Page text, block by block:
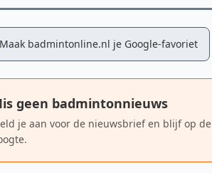
Maak badmintonline.nl je Google-favoriet
geen badmintonnieuws
je aan voor de nieuwsbrief en blijf op de